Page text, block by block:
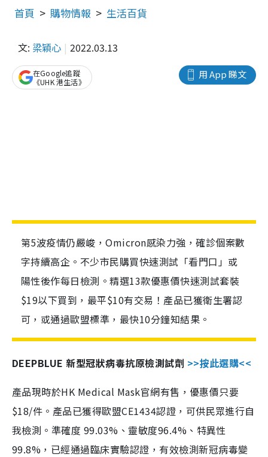
首頁 購物情報 生活百貨
文: 梁穎心 2022.03.13
用 App 睇文
在Google追蹤
《UHK 港生活》
第5波疫情仍嚴峻，Omicron感染力強，確診個案數
字持續高企。不少市民購買快速測試「看門口」或
陽性後作每日檢測。精選13款優惠價快速測試套裝
$19以下買到，最平$10有交易！產品已獲衛生署認
可，或通過歐盟標準，最快10分鐘知結果。
DEEPBLUE 新型冠狀病毒抗原檢測試劑 >>按此選購<<
產品現時於HK Medical Mask官網有售，優惠價只要
$18/件。產品已獲得歐盟CE1434認證，可供民眾進行自
我檢測。準確度 99.03%、靈敏度96.4%、特異性
99.8%，已經通過臨床實驗認證，有效檢測新冠病毒變